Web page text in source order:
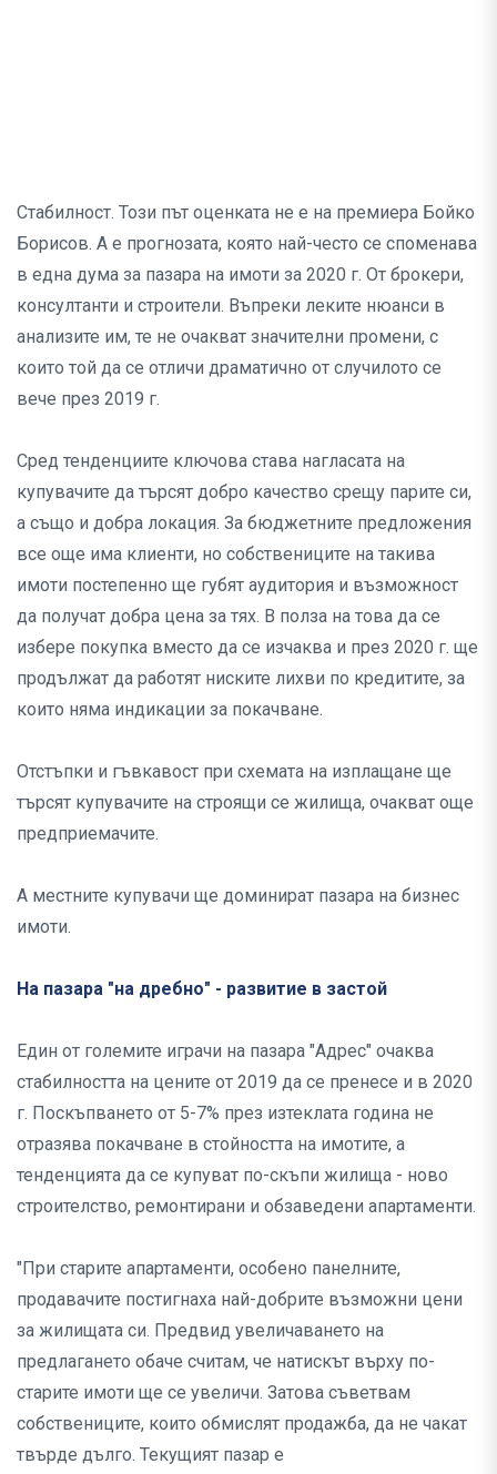
Стабилност. Този път оценката не е на премиера Бойко
Борисов. А е прогнозата, която най-често се споменава
в една дума за пазара на имоти за 2020 г. От брокери,
консултанти и строители. Въпреки леките нюанси в
анализите им, те не очакват значителни промени, с
които той да се отличи драматично от случилото се
вече през 2019 г.
Сред тенденциите ключова става нагласата на
купувачите да търсят добро качество срещу парите си,
а също и добра локация. За бюджетните предложения
все още има клиенти, но собствениците на такива
имоти постепенно ще губят аудитория и възможност
да получат добра цена за тях. В полза на това да се
избере покупка вместо да се изчаква и през 2020 г. ще
продължат да работят ниските лихви по кредитите, за
които няма индикации за покачване.
Отстъпки и гъвкавост при схемата на изплащане ще
търсят купувачите на строящи се жилища, очакват още
предприемачите.
А местните купувачи ще доминират пазара на бизнес
имоти.
На пазара "на дребно" - развитие в застой
Един от големите играчи на пазара "Адрес" очаква
стабилността на цените от 2019 да се пренесе и в 2020
г. Поскъпването от 5-7% през изтеклата година не
отразява покачване в стойността на имотите, а
тенденцията да се купуват по-скъпи жилища - ново
строителство, ремонтирани и обзаведени апартаменти.
"При старите апартаменти, особено панелните,
продавачите постигнаха най-добрите възможни цени
за жилищата си. Предвид увеличаването на
предлагането обаче считам, че натискът върху по-
старите имоти ще се увеличи. Затова съветвам
собствениците, които обмислят продажба, да не чакат
твърде дълго. Текущият пазар е